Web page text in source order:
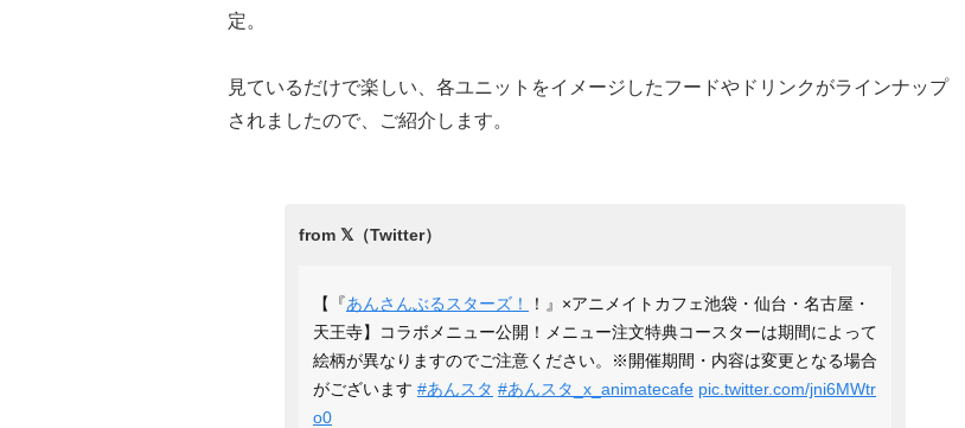
定。
見ているだけで楽しい、各ユニットをイメージしたフードやドリンクがラインナップ
されましたので、ご紹介します。
【『あんさんぶるスターズ！
！』×アニメイトカフェ池袋・仙台・名古屋・
天王寺】コラボメニュー公開！メニュー注文特典コースターは期間によって
絵柄が異なりますのでご注意ください。※開催期間・内容は変更となる場合
がございます #あんスタ #あんスタ_x_animatecafe pic.twitter.com/jni6MWtr
o0